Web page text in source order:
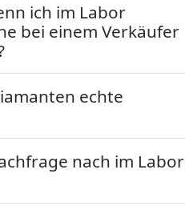
ich im Labor
bei einem Verkäufer
echte
nach im Labor